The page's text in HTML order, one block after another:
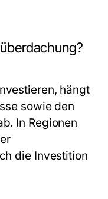
hängt
sowie den
In Regionen
die Investition